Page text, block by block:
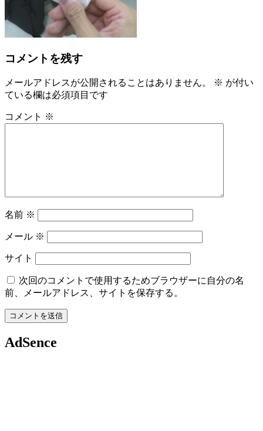
コメントを残す
メールアドレスが公開されることはありません。 ※ が付い
ている欄は必須項目です
コメント ※
名前 ※
メール ※
サイト
次回のコメントで使用するためブラウザーに自分の名
前、メールアドレス、サイトを保存する。
AdSence